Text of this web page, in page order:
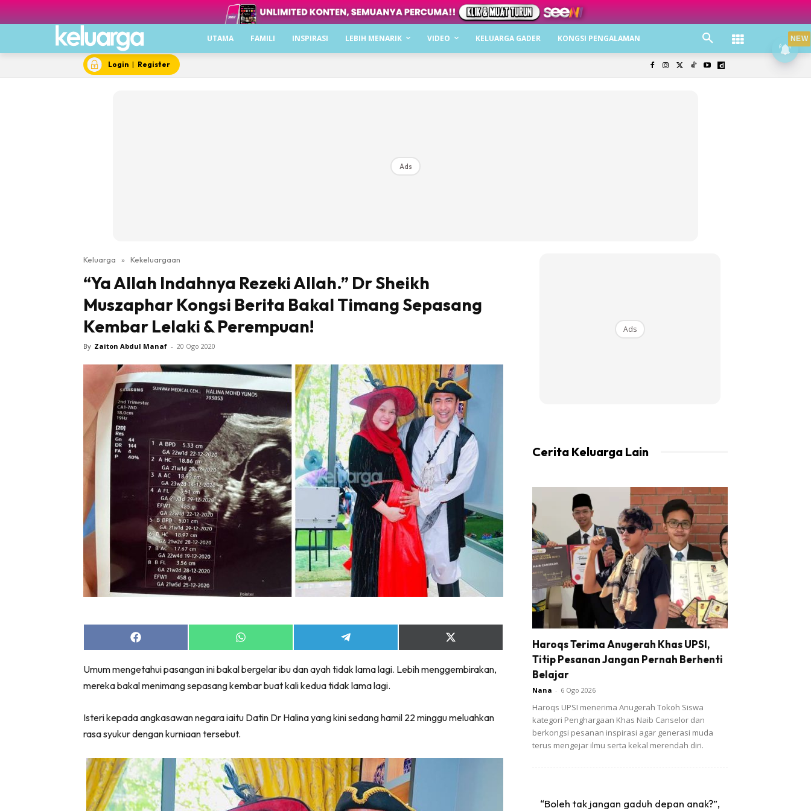
UTAMA FAMILI INSPIRASI LEBIH MENARIK VIDEO KELUARGA GADER KONGSI PENGALAMAN
Login | Register
Ads
Keluarga » Kekeluargaan
“Ya Allah Indahnya Rezeki Allah.” Dr Sheikh
Muszaphar Kongsi Berita Bakal Timang Sepasang
Kembar Lelaki & Perempuan!
By Zaiton Abdul Manaf - 20 Ogo 2020
Share
on
Share
on
Share
on
Share
on
(Twitter)
Umum mengetahui pasangan ini bakal bergelar ibu dan ayah tidak lama lagi. Lebih menggembirakan,
mereka bakal menimang sepasang kembar buat kali kedua tidak lama lagi.
Isteri kepada angkasawan negara iaitu Datin Dr Halina yang kini sedang hamil 22 minggu meluahkan
rasa syukur dengan kurniaan tersebut.
Ads
Cerita Keluarga Lain
Haroqs Terima Anugerah Khas UPSI,
Titip Pesanan Jangan Pernah Berhenti
Belajar
Nana - 6 Ogo 2026
Haroqs UPSI menerima Anugerah Tokoh Siswa
kategori Penghargaan Khas Naib Canselor dan
berkongsi pesanan inspirasi agar generasi muda
terus mengejar ilmu serta kekal merendah diri.
“Boleh tak jangan gaduh depan anak?”,
NEW